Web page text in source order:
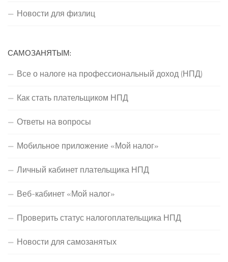
Новости для физлиц
САМОЗАНЯТЫМ:
Все о налоге на профессиональный доход (НПД)
Как стать плательщиком НПД
Ответы на вопросы
Мобильное приложение «Мой налог»
Личный кабинет плательщика НПД
Веб-кабинет «Мой налог»
Проверить статус налогоплательщика НПД
Новости для самозанятых